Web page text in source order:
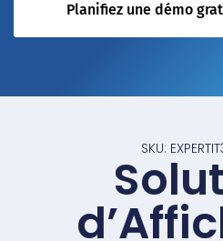
Planifiez une démo
SKU: